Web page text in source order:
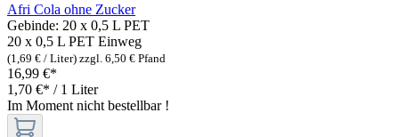
Afri Cola ohne Zucker
Gebinde: 20 x 0,5 L PET
20 x 0,5 L PET Einweg
(1,69 € / Liter) zzgl. 6,50 € Pfand
16,99 €*
1,70 €* / 1 Liter
Im Moment nicht bestellbar !